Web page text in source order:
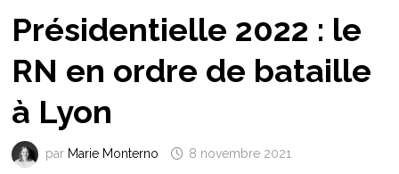
Présidentielle 2022 : le
RN en ordre de bataille
à Lyon
par Marie Monterno 8 novembre 2021